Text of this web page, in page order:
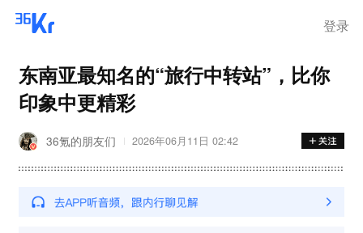
登录
东南亚最知名的“旅行中转站”，比你
印象中更精彩
36氪的朋友们 2026年06月11日 02:42